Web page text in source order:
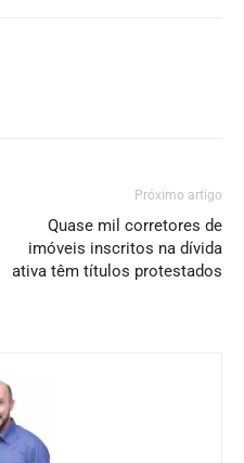
Próximo artigo
Quase mil corretores de
imóveis inscritos na dívida
ativa têm títulos protestados